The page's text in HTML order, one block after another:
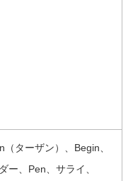
ターザン）、Begin、
ー、Pen、サライ、